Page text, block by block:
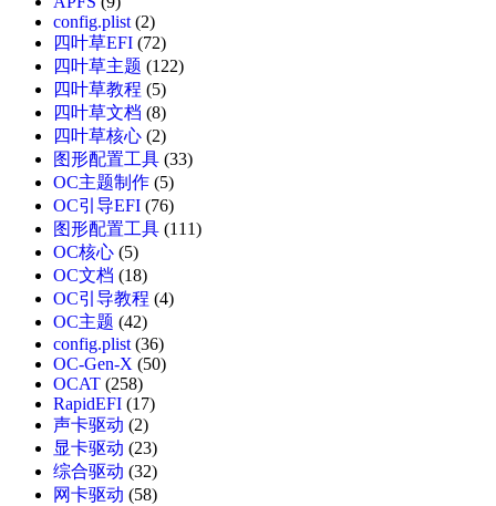
config.plist(2)
四叶草EFI (72)
四叶草主题 (122)
四叶草教程 (5)
四叶草文档 (8)
四叶草核心 (2)
图形配置工具 (33)
OC主题制作 (5)
OC引导EFI (76)
图形配置工具 (111)
OC核心 (5)
OC文档 (18)
OC引导教程 (4)
OC主题 (42)
config.plist(36)
OC-Gen-X (50)
OCAT (258)
RapidEFI (17)
声卡驱动 (2)
显卡驱动 (23)
综合驱动 (32)
网卡驱动 (58)